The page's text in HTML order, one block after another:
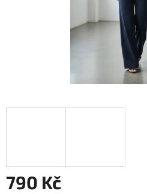
790 Kč